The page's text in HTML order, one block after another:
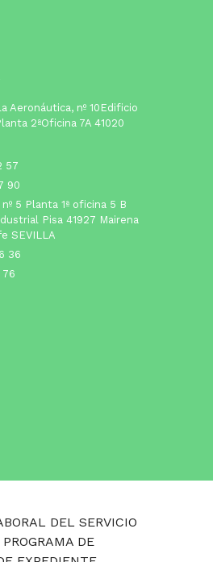
Aeronáutica, nº 10Edificio
2ªOficina 7A 41020
57
90
5 Planta 1ª oficina 5 B
Pisa 41927 Mairena
SEVILLA
36
76
DEL SERVICIO
DE